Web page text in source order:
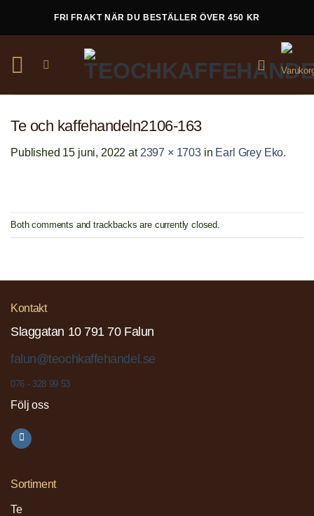
FRI FRAKT NÄR DU BESTÄLLER ÖVER 450 KR
Te och kaffehandeln2106-163
Published 15 juni, 2022 at 2397 × 1703in Earl Grey Eko.
Both comments and trackbacks are currently closed.
Kontakt
Slaggatan 10 791 70 Falun
falun@teochkaffehandel.se
076 - 328 99 53
Följ oss
Sortiment
Te